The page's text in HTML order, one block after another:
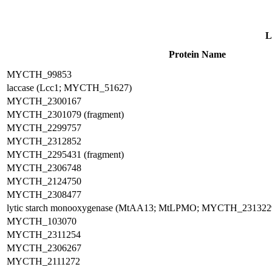
Protein Name
MYCTH_99853
laccase (Lcc1; MYCTH_51627)
MYCTH_2300167
MYCTH_2301079 (fragment)
MYCTH_2299757
MYCTH_2312852
MYCTH_2295431 (fragment)
MYCTH_2306748
MYCTH_2124750
MYCTH_2308477
lytic starch monooxygenase (MtAA13; MtLPMO;
MYCTH_103070
MYCTH_2311254
MYCTH_2306267
MYCTH_2111272